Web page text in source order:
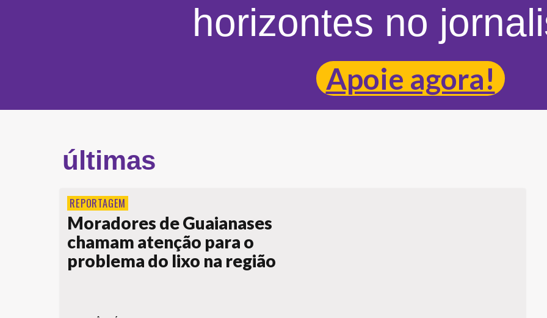
horizontes no
Apoie agora!
últimas
REPORTAGEM
Moradores de Guaianases
chamam atenção para o
problema do lixo na região